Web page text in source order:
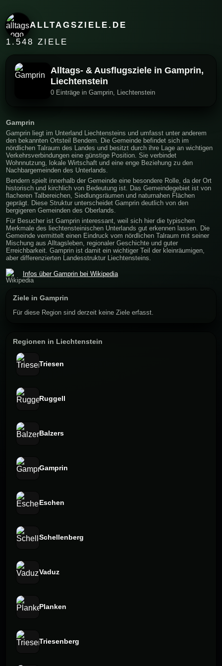
ALLTAGSZIELE.DE
1.548 ZIELE
Alltags- & Ausflugsziele in Gamprin,
Liechtenstein
0 Einträge in Gamprin, Liechtenstein
Gamprin
Gamprin liegt im Unterland Liechtensteins und umfasst unter anderem
den bekannten Ortsteil Bendern. Die Gemeinde befindet sich im
nördlichen Talraum des Landes und besitzt durch ihre Lage an wichtigen
Verkehrsverbindungen eine günstige Position. Sie verbindet
Wohnnutzung, lokale Wirtschaft und eine enge Beziehung zu den
Nachbargemeinden des Unterlands.
Bendern spielt innerhalb der Gemeinde eine besondere Rolle, da der Ort
historisch und kirchlich von Bedeutung ist. Das Gemeindegebiet ist von
flacheren Talbereichen, Siedlungsräumen und naturnahen Flächen
geprägt. Diese Struktur unterscheidet Gamprin deutlich von den
bergigeren Gemeinden des Oberlands.
Für Besucher ist Gamprin interessant, weil sich hier die typischen
Merkmale des liechtensteinischen Unterlands gut erkennen lassen. Die
Gemeinde vermittelt einen Eindruck vom nördlichen Talraum mit seiner
Mischung aus Alltagsleben, regionaler Geschichte und guter
Erreichbarkeit. Gamprin ist damit ein wichtiger Teil der kleinräumigen,
aber differenzierten Landesstruktur Liechtensteins.
Infos über Gamprin bei Wikipedia
Ziele in Gamprin
Für diese Region sind derzeit keine Ziele erfasst.
Regionen in Liechtenstein
Triesen
Ruggell
Balzers
Gamprin
Eschen
Schellenberg
Vaduz
Planken
Triesenberg